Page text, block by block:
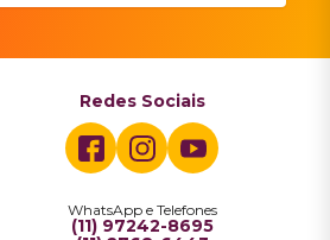
Redes Sociais
WhatsApp e Telefones
(11) 97242-8695